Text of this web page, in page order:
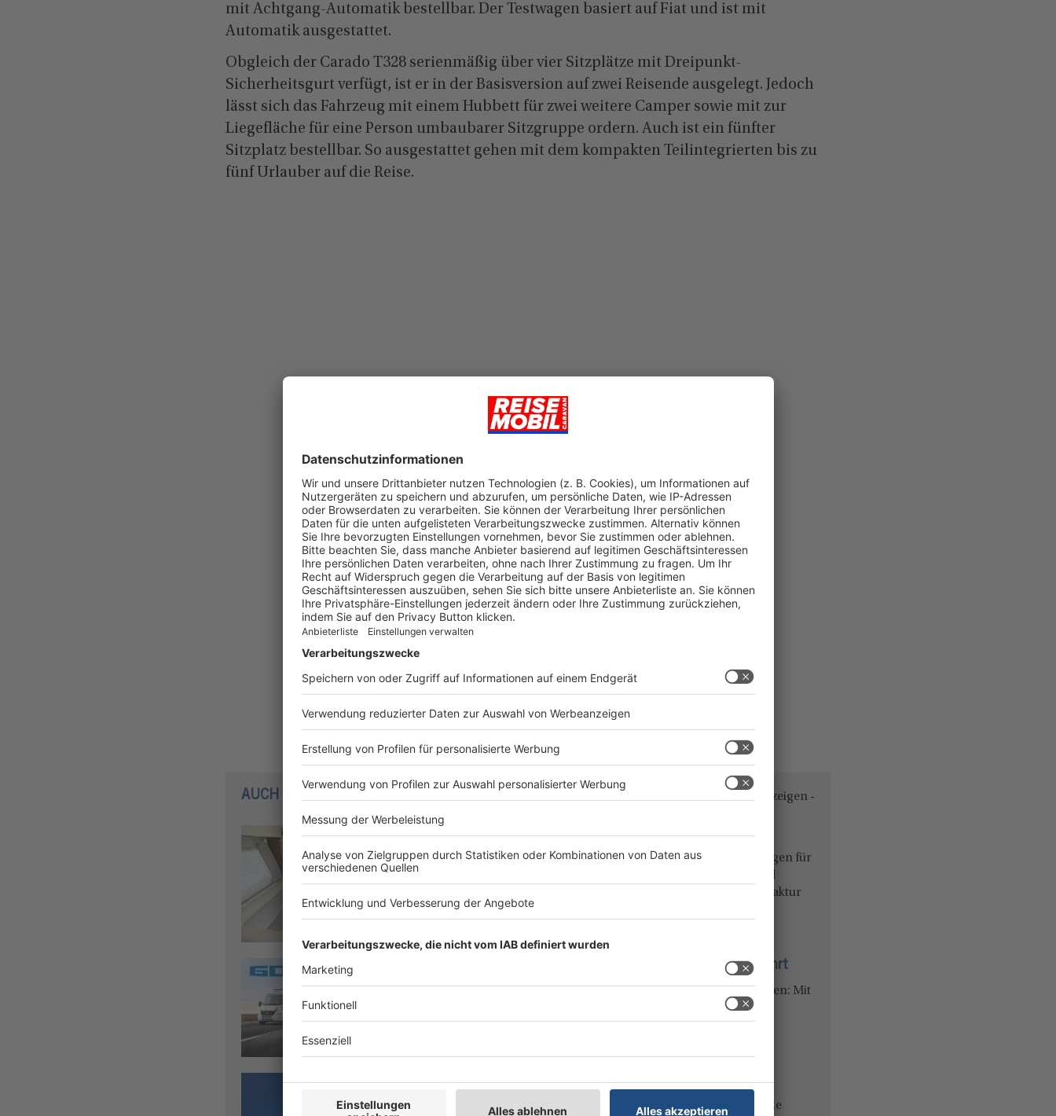
mit Achtgang-Automatik bestellbar. Der Testwagen basiert auf Fiat und ist mit
Automatik ausgestattet.
Obgleich der Carado T328 serienmäßig über vier Sitzplätze mit Dreipunkt-
Sicherheitsgurt verfügt, ist er in der Basisversion auf zwei Reisende ausgelegt. Jedoch
lässt sich das Fahrzeug mit einem Hubbett für zwei weitere Camper sowie mit zur
Liegefläche für eine Person umbaubarer Sitzgruppe ordern. Auch ist ein fünfter
Sitzplatz bestellbar. So ausgestattet gehen mit dem kompakten Teilintegrierten bis zu
fünf Urlauber auf die Reise.
AUCH INTERESSANT - Anzeigen -
CamperBoards: Individuelle Tischlösungen
Camperboards entwickelt und fertigt individuelle Tischlösungen für
Wohnmobile. Zudem vertreibt Camperboards in Deutschland
exklusiv die Tischsäulen und Gestelle der italienischen Manufaktur
Nuova Mapa – sie bieten durchdachte Lösungen für den ...
GOK-Caramatic-Serie: Gasversorgung während der Fahrt
Campingfahrzeug schon während der Fahrt heizen oder kühlen: Mit
den passenden Sicherheitssystemen darf die Gasflasche
offenbleiben – sicher und normgerecht....
Rimor 2027: Komfort für echte Camper
Mit der Saison 2026–2027 entwickelt Rimor seine Modellpalette